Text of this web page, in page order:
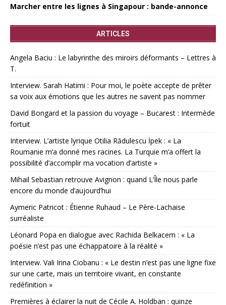
Marcher entre les lignes à Singapour : bande-annonce
ARTICLES
Angela Baciu : Le labyrinthe des miroirs déformants – Lettres à
T.
Interview. Sarah Hatimi : Pour moi, le poète accepte de prêter
sa voix aux émotions que les autres ne savent pas nommer
David Bongard et la passion du voyage – Bucarest : Intermède
fortuit
Interview. L’artiste lyrique Otilia Rădulescu İpek : « La
Roumanie m’a donné mes racines. La Turquie m’a offert la
possibilité d’accomplir ma vocation d’artiste »
Mihail Sebastian retrouve Avignon : quand L’Île nous parle
encore du monde d’aujourd’hui
Aymeric Patricot : Étienne Ruhaud – Le Père-Lachaise
surréaliste
Léonard Popa en dialogue avec Rachida Belkacem : « La
poésie n’est pas une échappatoire à la réalité »
Interview. Vali Irina Ciobanu : « Le destin n’est pas une ligne fixe
sur une carte, mais un territoire vivant, en constante
redéfinition »
Premières à éclairer la nuit de Cécile A. Holdban : quinze